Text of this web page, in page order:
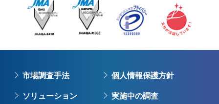
市場調査手法
ソリューション
個人情報保護方針
実施中の調査